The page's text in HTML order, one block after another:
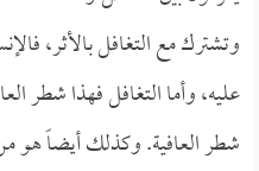
وتشترك مع التغافل بالأثر،
عليه، وأما التغافل فهذا شطر
شطر العافية. وكذلك أيضاً هو